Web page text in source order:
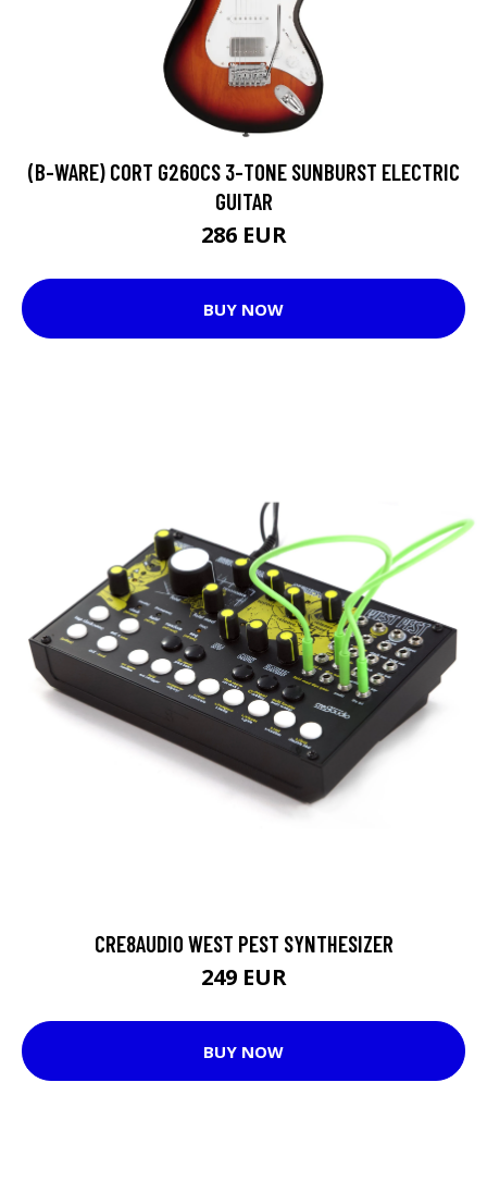
(B-WARE) CORT G260CS 3-TONE SUNBURST ELECTRIC
GUITAR
286 EUR
BUY NOW
CRE8AUDIO WEST PEST SYNTHESIZER
249 EUR
BUY NOW